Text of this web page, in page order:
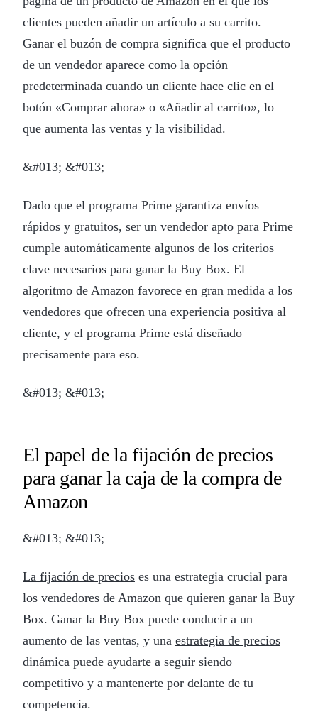
clientes pueden añadir un artículo a su carrito.
Ganar el buzón de compra significa que el producto
de un vendedor aparece como la opción
predeterminada cuando un cliente hace clic en el
botón «Comprar ahora» o «Añadir al carrito», lo
que aumenta las ventas y la visibilidad.
&#013; &#013;
Dado que el programa Prime garantiza envíos
rápidos y gratuitos, ser un vendedor apto para Prime
cumple automáticamente algunos de los criterios
clave necesarios para ganar la Buy Box. El
algoritmo de Amazon favorece en gran medida a los
vendedores que ofrecen una experiencia positiva al
cliente, y el programa Prime está diseñado
precisamente para eso.
&#013; &#013;
El papel de la fijación de precios
para ganar la caja de la compra de
Amazon
&#013; &#013;
La fijación de precios es una estrategia crucial para
los vendedores de Amazon que quieren ganar la Buy
Box. Ganar la Buy Box puede conducir a un
aumento de las ventas, y una estrategia de precios
dinámica puede ayudarte a seguir siendo
competitivo y a mantenerte por delante de tu
competencia.